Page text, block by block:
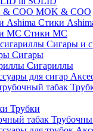
MOK & COO
Стики
Стики MC
Сигары и
Сигары
Сигариллы
Трубки